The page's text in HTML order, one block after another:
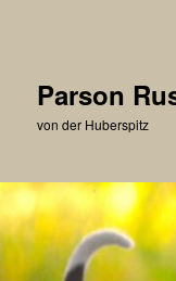
Parson
von der Huberspitz